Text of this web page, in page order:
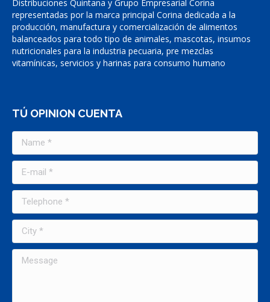
Distribuciones Quintana y Grupo Empresarial Corina
representadas por la marca principal Corina dedicada a la
producción, manufactura y comercialización de alimentos
balanceados para todo tipo de animales, mascotas, insumos
nutricionales para la industria pecuaria, pre mezclas
vitamínicas, servicios y harinas para consumo humano
TÚ OPINION CUENTA
Name *
E-mail *
Telephone *
City *
Message